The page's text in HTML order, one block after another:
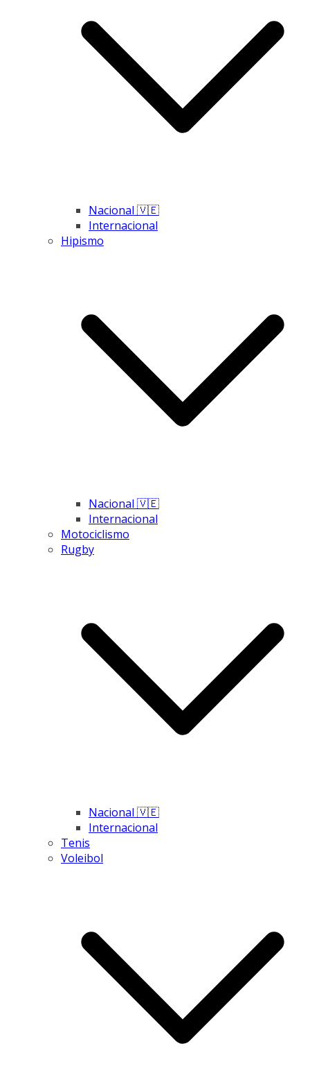
Nacional 🇻🇪
Internacional
Hipismo
Nacional 🇻🇪
Internacional
Motociclismo
Rugby
Nacional 🇻🇪
Internacional
Tenis
Voleibol